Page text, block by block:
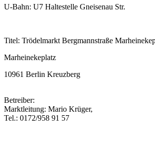
U-Bahn: U7 Haltestelle Gneisenau Str.
Titel: Trödelmarkt Bergmannstraße
Marheinekeplatz
10961 Berlin Kreuzberg
Betreiber:
Marktleitung: Mario Krüger,
Tel.: 0172/958 91 57